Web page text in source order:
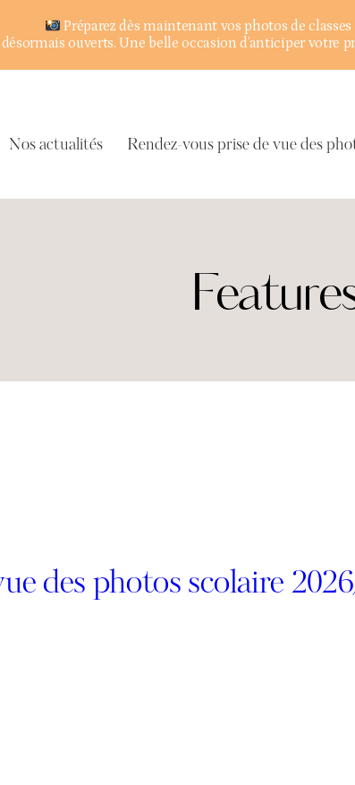
Nos actualités Rendez-vous prise de vue des
des photos scolaire
Préparez dès maintenant vos photos de
ouverts. Une belle occasion d’anticiper votre